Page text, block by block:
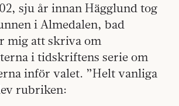
sju år innan Hägglund tog
i Almedalen, bad
mig att skriva om
i tidskriftens serie om
inför valet. ”Helt vanliga
rubriken: